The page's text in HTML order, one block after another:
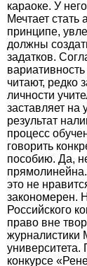
караоке. У
Мечтает стать
принципе,
должны
задатков.
читают, редко
личности
заставляет на
результат
процесс
говорить
пособию. Да,
это не
закономерен.
Российского
право вне
журналистики
университета.
конкурсе